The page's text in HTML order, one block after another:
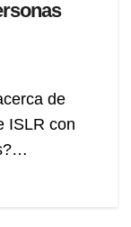
de
ISLR con